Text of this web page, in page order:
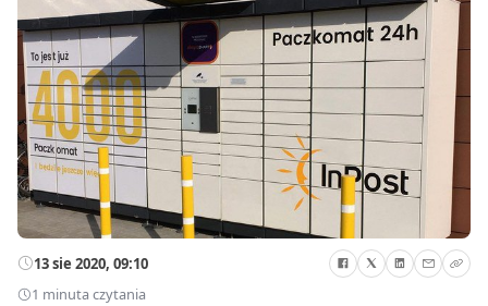
13 sie 2020, 09:10
1 minuta czytania